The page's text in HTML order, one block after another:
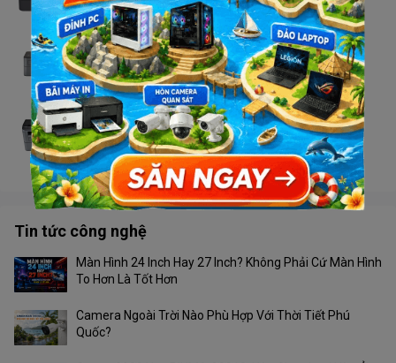
Liên hệ
Máy in Brother HL - L2321D
Liên hệ
Máy in Brother DCP - L2520D
Liên hệ
Tin tức công nghệ
Màn Hình 24 Inch Hay 27 Inch? Không Phải Cứ Màn Hình
To Hơn Là Tốt Hơn
Camera Ngoài Trời Nào Phù Hợp Với Thời Tiết Phú
Quốc?